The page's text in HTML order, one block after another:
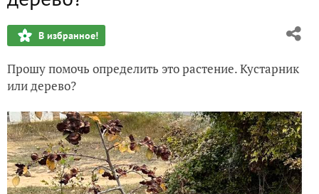
В избранное!
Прошу помочь определить это растение. Кустарник
или дерево?